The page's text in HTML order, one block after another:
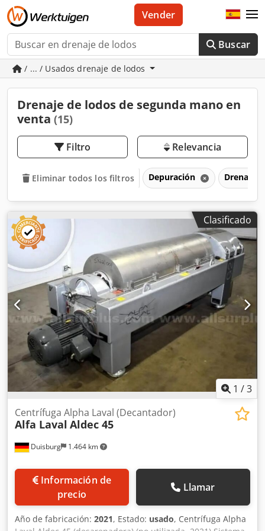
Buscar
Vender
/ ... / Usados drenaje de lodos
Drenaje de lodos de segunda mano en
venta (15)
Filtro Relevancia
Eliminar todos los filtros Depuración Drenaje
Clasificado
1 /3
Duisburg 1.464 km
Centrífuga Alpha Laval (Decantador)
Alfa Laval Aldec 45
Información de
precio
Llamar
Año de fabricación: 2021, Estado: usado, Centrífuga Alpha